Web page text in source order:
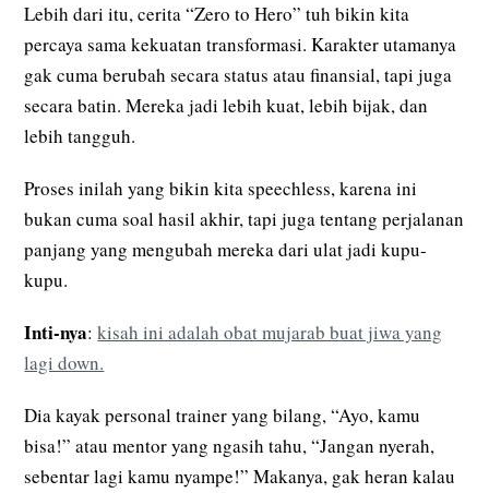
Lebih dari itu, cerita “Zero to Hero” tuh bikin kita
percaya sama kekuatan transformasi. Karakter utamanya
gak cuma berubah secara status atau finansial, tapi juga
secara batin. Mereka jadi lebih kuat, lebih bijak, dan
lebih tangguh.
Proses inilah yang bikin kita speechless, karena ini
bukan cuma soal hasil akhir, tapi juga tentang perjalanan
panjang yang mengubah mereka dari ulat jadi kupu-
kupu.
Inti-nya:kisah ini adalah obat mujarab buat jiwa yang
lagi down.
Dia kayak personal trainer yang bilang, “Ayo, kamu
bisa!” atau mentor yang ngasih tahu, “Jangan nyerah,
sebentar lagi kamu nyampe!” Makanya, gak heran kalau